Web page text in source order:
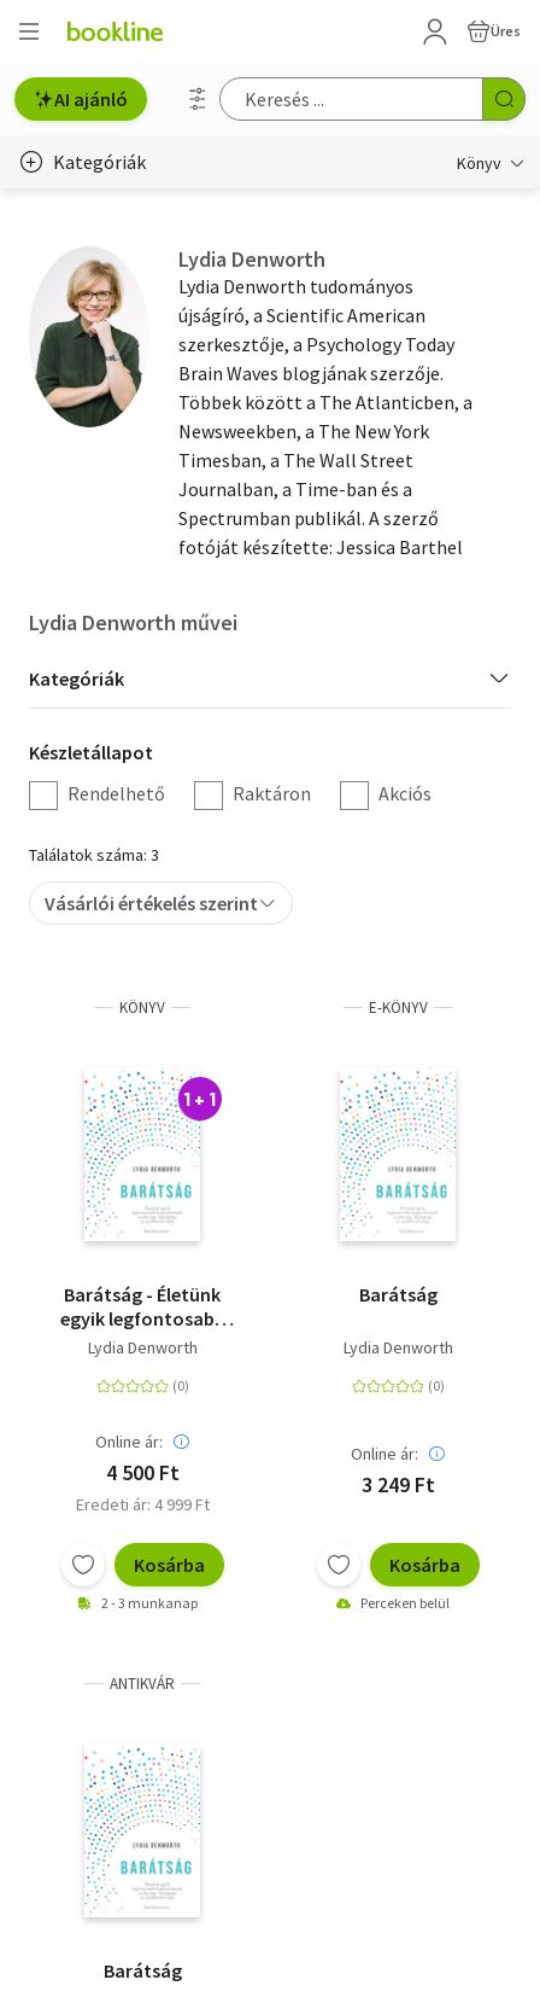
Üres
AI ajánló
Kategóriák Könyv
Erotika
Gyermek- és ifjúsági
Hobbi, szabadidő
Irodalom
Tankönyv, segédkönyv
Társadalomtudomány
Természettudomány
Történelem
Vallás
Lydia Denworth
Lydia Denworth tudományos
újságíró, a Scientific American
szerkesztője, a Psychology Today
Brain Waves blogjának szerzője.
Többek között a The Atlanticben, a
Newsweekben, a The New York
Timesban, a The Wall Street
Journalban, a Time-ban és a
Spectrumban publikál. A szerző
fotóját készítette: Jessica Barthel
Lydia Denworth művei
Kategória
szűrés
Kategóriák
Készletállapot
szűrés
Készletállapot
Rendelhető
Raktáron Akciós
Találatok száma: 3
Vásárlói értékelés szerint
KÖNYV
1 + 1
Barátság - Életünk
egyik legfontosabb
kapcsolatának
és rendkívüli ereje
Lydia Denworth
Online ár:
4 500 Ft
Eredeti ár: 4 999 Ft
Kosárba
2 - 3 munkanap
E-KÖNYV
Barátság
Lydia Denworth
Online ár:
3 249 Ft
Kosárba
Perceken belül
ANTIKVÁR
Barátság